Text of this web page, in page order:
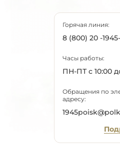
Горячая линия:
8 (800) 20 -
Часы работы:
ПН-ПТ с 10:00
Обращения по
адресу: